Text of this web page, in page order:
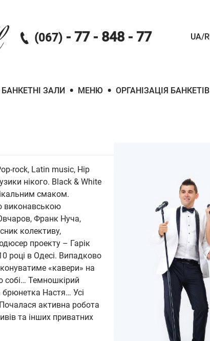
(067) - 77 - 848 - 77 UA/
БАНКЕТНІ ЗАЛИ • МЕНЮ • ОРГАНІЗАЦІЯ БАНКЕТІВ
rock, Latin music, Hip
нікого. Black & White
смаком.
виконавською
Франк Нуча,
колективу,
проекту – Гарік
році в Одесі. Випадково
«кавери» на
собі… Темношкірий
Настя… Усі
активна робота
та інших приватних